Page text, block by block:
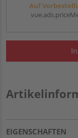
Auf
EIGENSCHAFTEN